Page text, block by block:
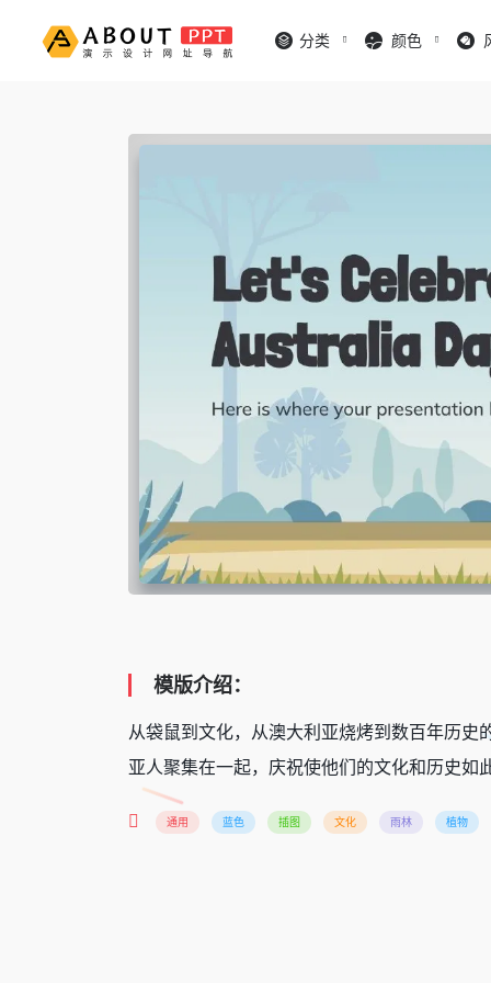
分类 颜色
模版介绍：
从袋鼠到文化，从澳大利亚烧烤到数百年历
亚人聚集在一起，庆祝使他们的文化和历史
通用 蓝色 插图 文化 雨林 植物